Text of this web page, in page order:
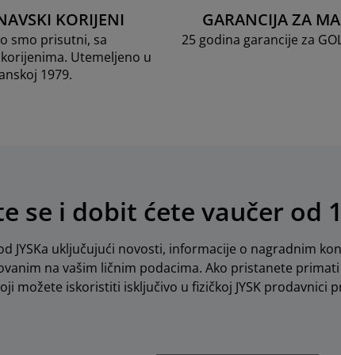
KORIJENI
smo prisutni, sa
Utemeljeno u
1979.
GARANCIJA ZA
25 godina garancije za
se i dobit ćete vaučer od
JYSKa uključujući novosti, informacije o nagradnim
na vašim ličnim podacima. Ako pristanete
možete iskoristiti isključivo u fizičkoj JYSK prodavnici